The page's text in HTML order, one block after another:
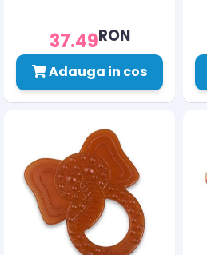
37.49RON
Adauga in cos